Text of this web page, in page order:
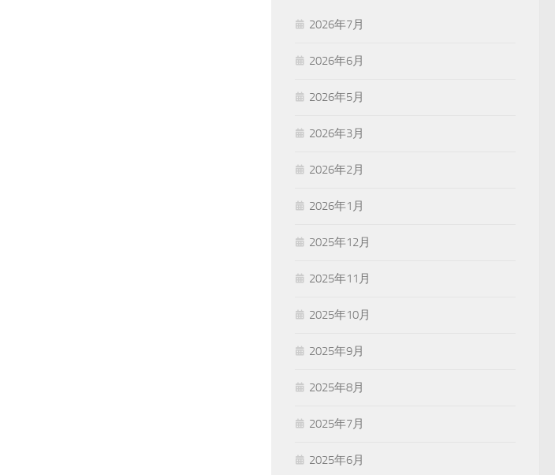
2026年7月
2026年6月
2026年5月
2026年3月
2026年2月
2026年1月
2025年12月
2025年11月
2025年10月
2025年9月
2025年8月
2025年7月
2025年6月